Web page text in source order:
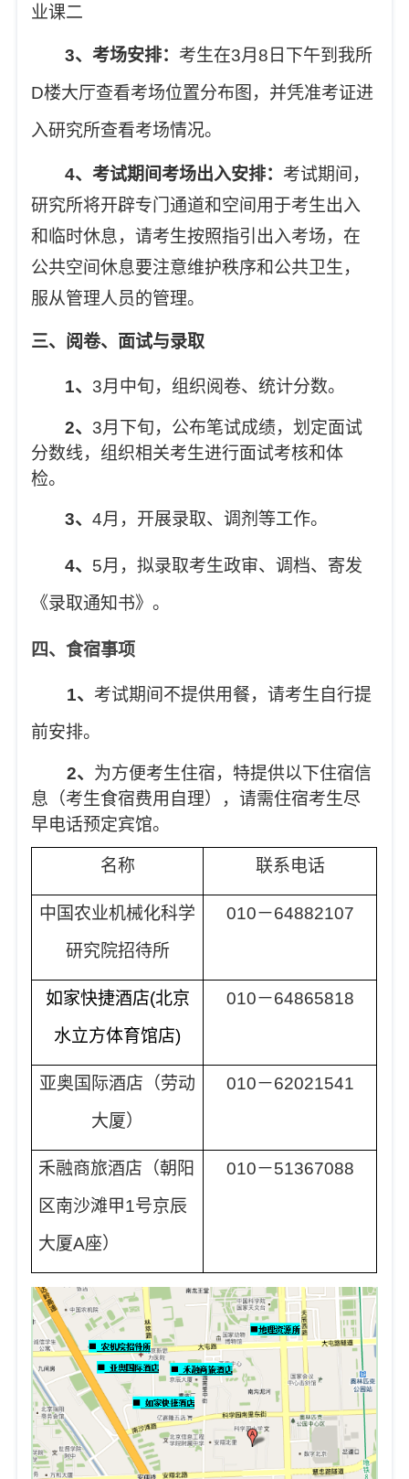
业课二
3、考场安排： 考生在3月8日下午到我所
D楼大厅查看考场位置分布图，并凭准考证进
入研究所查看考场情况。
4、考试期间考场出入安排： 考试期间，
研究所将开辟专门通道和空间用于考生出入
和临时休息，请考生按照指引出入考场，在
公共空间休息要注意维护秩序和公共卫生，
服从管理人员的管理。
三、阅卷、面试与录取
1、3月中旬，组织阅卷、统计分数。
2、3月下旬，公布笔试成绩，划定面试
分数线，组织相关考生进行面试考核和体
检。
3、4月，开展录取、调剂等工作。
4、 5月，拟录取考生政审、调档、寄发
《录取通知书》。
四、食宿事项
1、 考试期间不提供用餐，请考生自行提
前安排。
2、 为方便考生住宿，特提供以下住宿信
息（考生食宿费用自理），请需住宿考生尽
早电话预定宾馆。
名称 联系电话
中国农业机械化科学
研究院招待所
010－64882107
如家快捷酒店(北京
水立方体育馆店)
010－64865818
亚奥国际酒店（劳动
大厦）
010－62021541
禾融商旅酒店（朝阳
区南沙滩甲1号京辰
大厦A座）
010－51367088